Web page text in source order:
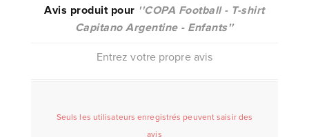
Avis produit pour
COPA Football - T-shirt
Capitano Argentine - Enfants
Entrez votre propre avis
Seuls les utilisateurs enregistrés peuvent saisir des
avis